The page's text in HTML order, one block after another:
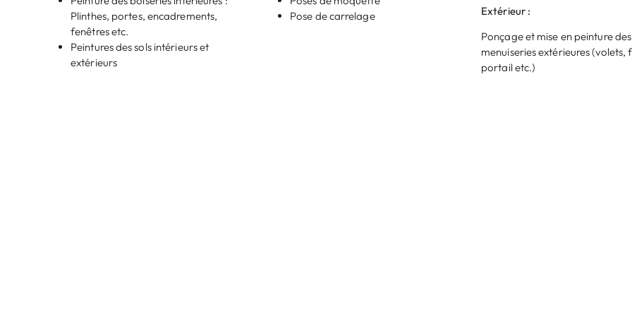
Plinthes, portes, encadrements,
fenêtres etc.
Peintures des sols intérieurs et
extérieurs
Pose de carrelage
Extérieur :
Ponçage et mise en peinture des
menuiseries extérieures (volets,
portail etc.)